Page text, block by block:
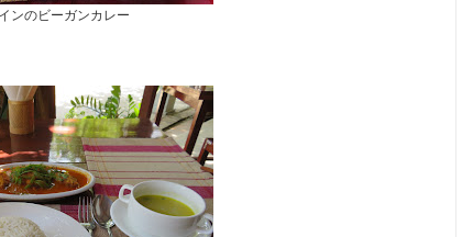
ンのビーガンカレー